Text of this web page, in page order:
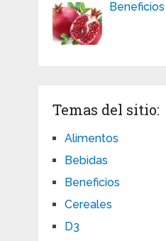
Temas del sitio:
Alimentos
Bebidas
Beneficios
Cereales
D3